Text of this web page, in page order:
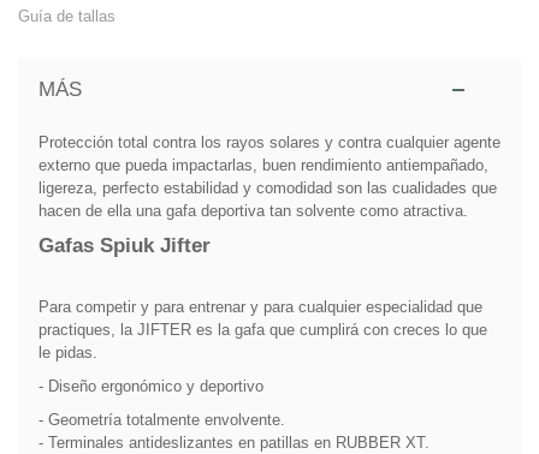
Guía de tallas
MÁS
Protección total contra los rayos solares y contra cualquier agente
externo que pueda impactarlas, buen rendimiento antiempañado,
ligereza, perfecto estabilidad y comodidad son las cualidades que
hacen de ella una gafa deportiva tan solvente como atractiva.
Gafas Spiuk Jifter
Para competir y para entrenar y para cualquier especialidad que
practiques, la JIFTER es la gafa que cumplirá con creces lo que
le pidas.
- Diseño ergonómico y deportivo
- Geometría totalmente envolvente.
- Terminales antideslizantes en patillas en RUBBER XT.